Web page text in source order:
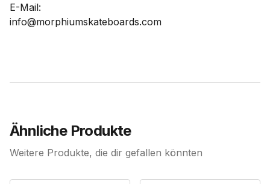
E-Mail:
info@morphiumskateboards.com
Ähnliche Produkte
Weitere Produkte, die dir gefallen könnten